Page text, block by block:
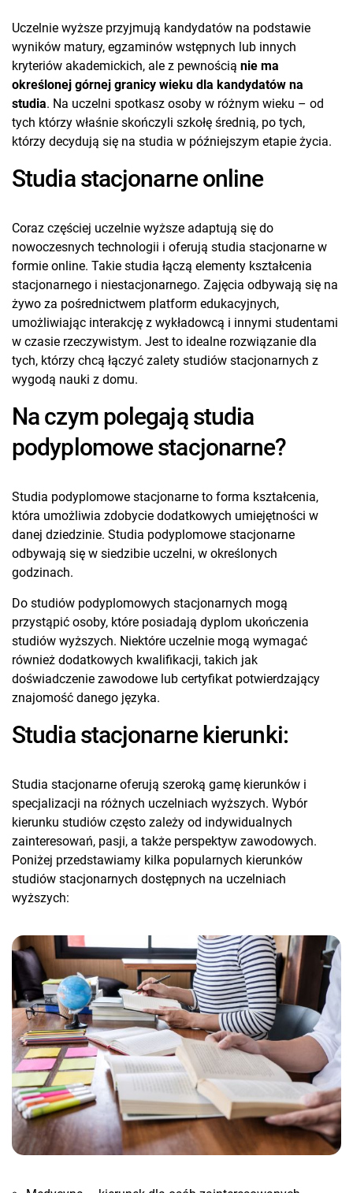
Uczelnie wyższe przyjmują kandydatów na podstawie
wyników matury, egzaminów wstępnych lub innych
kryteriów akademickich, ale z pewnością nie ma
określonej górnej granicy wieku dla kandydatów na
studia. Na uczelni spotkasz osoby w różnym wieku – od
tych którzy właśnie skończyli szkołę średnią, po tych,
którzy decydują się na studia w późniejszym etapie życia.
Studia stacjonarne online
Coraz częściej uczelnie wyższe adaptują się do
nowoczesnych technologii i oferują studia stacjonarne w
formie online. Takie studia łączą elementy kształcenia
stacjonarnego i niestacjonarnego. Zajęcia odbywają się na
żywo za pośrednictwem platform edukacyjnych,
umożliwiając interakcję z wykładowcą i innymi studentami
w czasie rzeczywistym. Jest to idealne rozwiązanie dla
tych, którzy chcą łączyć zalety studiów stacjonarnych z
wygodą nauki z domu.
Na czym polegają studia
podyplomowe stacjonarne?
Studia podyplomowe stacjonarne to forma kształcenia,
która umożliwia zdobycie dodatkowych umiejętności w
danej dziedzinie. Studia podyplomowe stacjonarne
odbywają się w siedzibie uczelni, w określonych
godzinach.
Do studiów podyplomowych stacjonarnych mogą
przystąpić osoby, które posiadają dyplom ukończenia
studiów wyższych. Niektóre uczelnie mogą wymagać
również dodatkowych kwalifikacji, takich jak
doświadczenie zawodowe lub certyfikat potwierdzający
znajomość danego języka.
Studia stacjonarne kierunki:
Studia stacjonarne oferują szeroką gamę kierunków i
specjalizacji na różnych uczelniach wyższych. Wybór
kierunku studiów często zależy od indywidualnych
zainteresowań, pasji, a także perspektyw zawodowych.
Poniżej przedstawiamy kilka popularnych kierunków
studiów stacjonarnych dostępnych na uczelniach
wyższych: